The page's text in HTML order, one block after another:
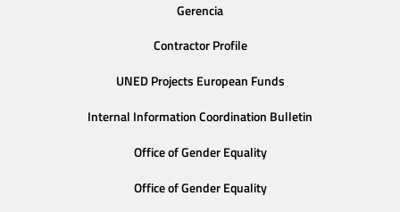
Gerencia
Contractor Profile
UNED Projects European Funds
Internal Information Coordination Bulletin
Office of Gender Equality
Office of Gender Equality